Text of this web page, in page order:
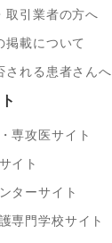
取引業者の方へ
掲載について
される患者さんへ
専攻医サイト
イト
ターサイト
専門学校サイト